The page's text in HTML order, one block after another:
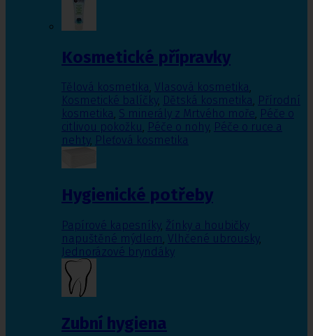
Kosmetické přípravky
Tělová kosmetika, Vlasová kosmetika,
Kosmetické balíčky, Dětská kosmetika, Přírodní
kosmetika, S minerály z Mrtvého moře, Péče o
citlivou pokožku, Péče o nohy, Péče o ruce a
nehty, Pleťová kosmetika
Hygienické potřeby
Papírové kapesníky, Žínky a houbičky
napuštěné mýdlem, Vlhčené ubrousky,
Jednorázové bryndáky
Zubní hygiena